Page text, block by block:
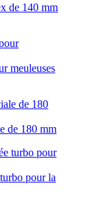
de 140 mm
meuleuses
de 180 mm
pour la